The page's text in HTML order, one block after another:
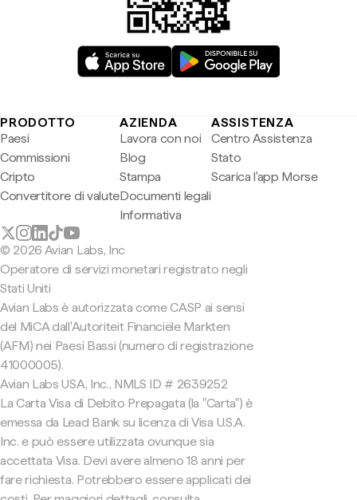
PRODOTTO
Paesi
Commissioni
Cripto
Convertitore di valute
AZIENDA
Lavora con noi
Blog
Stampa
Documenti legali
Informativa
ASSISTENZA
Centro Assistenza
Stato
Scarica l'app Morse
© 2026 Avian Labs, Inc
Operatore di servizi monetari registrato negli
Stati Uniti
Avian Labs è autorizzata come CASP ai sensi
del MiCA dall'Autoriteit Financiële Markten
(AFM) nei Paesi Bassi (numero di registrazione
41000005).
Avian Labs USA, Inc., NMLS ID # 2639252
La Carta Visa di Debito Prepagata (la "Carta") è
emessa da Lead Bank su licenza di Visa U.S.A.
Inc. e può essere utilizzata ovunque sia
accettata Visa. Devi avere almeno 18 anni per
fare richiesta. Potrebbero essere applicati dei